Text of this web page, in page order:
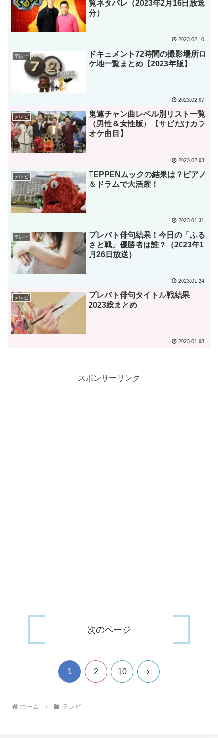
覧ネタバレ（2023年2月16日放送
分）
2023.02.10
テレビ
ドキュメント72時間の撮影場所ロ
ケ地一覧まとめ【2023年版】
2023.02.07
テレビ
鬼連チャン曲レベル別リスト一覧
（男性＆女性版）【サビだけカラ
オケ曲目】
2023.02.03
テレビ
TEPPENムックの結果は？ピアノ
＆ドラムで大活躍！
2023.01.31
テレビ
プレバト俳句結果！今日の「ふる
さと戦」優勝者は誰？（2023年1
月26日放送）
2023.01.24
テレビ
プレバト俳句タイトル戦結果
2023総まとめ
2023.01.08
スポンサーリンク
次のページ
1 2 10 次
ホーム テレビ